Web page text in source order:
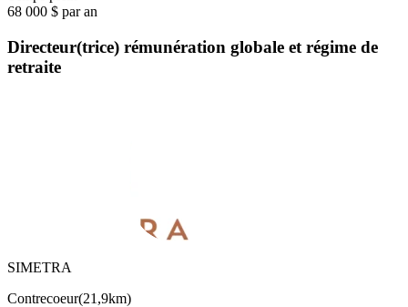
68 000 $ par an
Directeur(trice) rémunération globale et régime de
retraite
SIMETRA
Contrecoeur(21,9km)